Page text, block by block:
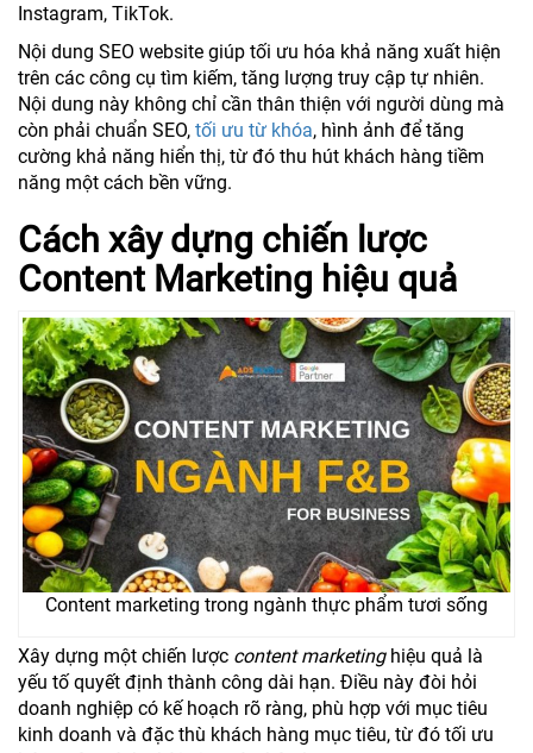
Instagram, TikTok.
Nội dung SEO website giúp tối ưu hóa khả năng xuất hiện
trên các công cụ tìm kiếm, tăng lượng truy cập tự nhiên.
Nội dung này không chỉ cần thân thiện với người dùng mà
còn phải chuẩn SEO, tối ưu từ khóa, hình ảnh để tăng
cường khả năng hiển thị, từ đó thu hút khách hàng tiềm
năng một cách bền vững.
Cách xây dựng chiến lược
Content Marketing hiệu quả
Content marketing trong ngành thực phẩm tươi sống
Xây dựng một chiến lược content marketinghiệu quả là
yếu tố quyết định thành công dài hạn. Điều này đòi hỏi
doanh nghiệp có kế hoạch rõ ràng, phù hợp với mục tiêu
kinh doanh và đặc thù khách hàng mục tiêu, từ đó tối ưu